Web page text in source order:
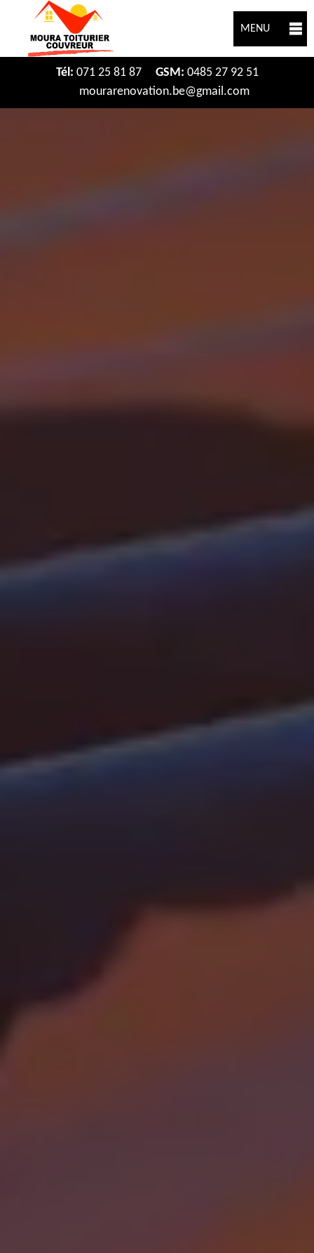
MENU
Tél: 071 25 81 87 GSM: 0485 27 92 51
mourarenovation.be@gmail.com